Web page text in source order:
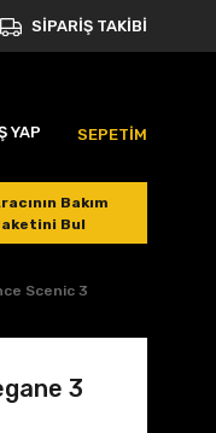
SİPARİŞ TAKİBİ
YAP SEPETİM
Bakım
Bul
Scenic 3
3